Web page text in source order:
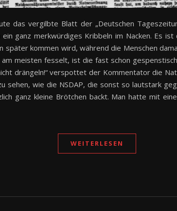
das vergilbte Blatt der „Deutschen
ein ganz merkwürdiges Kribbeln im Nacken. Es
später kommen wird, während die Menschen
meisten fesselt, ist die fast schon
drängeln!“ verspottet der Kommentator die
sehen, wie die NSDAP, die sonst so lautstark
ganz kleine Brötchen backt. Man hatte mit
WEITERLESEN